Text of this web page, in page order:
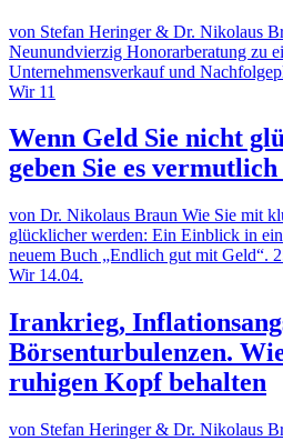
von Stefan Heringer & Dr. Nikolaus
Neunundvierzig Honorarberatung zu
Unternehmensverkauf und
Wir 11
Wenn Geld Sie nicht
geben Sie es
von Dr. Nikolaus Braun Wie Sie mit
glücklicher werden: Ein Einblick in
neuem Buch „Endlich gut mit Geld“.
Wir 14.04.
Irankrieg,
Börsenturbulenzen.
ruhigen Kopf behalten
von Stefan Heringer & Dr. Nikolaus